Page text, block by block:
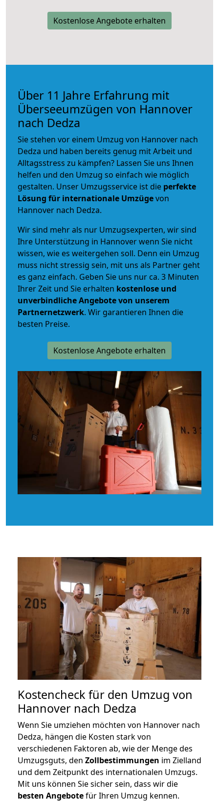
Kostenlose Angebote erhalten
Über 11 Jahre Erfahrung mit
Überseeumzügen von Hannover
nach Dedza
Sie stehen vor einem Umzug von Hannover nach
Dedza und haben bereits genug mit Arbeit und
Alltagsstress zu kämpfen? Lassen Sie uns Ihnen
helfen und den Umzug so einfach wie möglich
gestalten. Unser Umzugsservice ist die perfekte
Lösung für internationale Umzügevon
Hannover nach Dedza.
Wir sind mehr als nur Umzugsexperten, wir sind
Ihre Unterstützung in Hannover wenn Sie nicht
wissen, wie es weitergehen soll. Denn ein Umzug
muss nicht stressig sein, mit uns als Partner geht
es ganz einfach. Geben Sie uns nur ca. 3 Minuten
Ihrer Zeit und Sie erhalten kostenlose und
unverbindlicheAngebote von unserem
Partnernetzwerk. Wir garantieren Ihnen die
besten Preise.
Kostenlose Angebote erhalten
Kostencheck für den Umzug von
Hannover nach Dedza
Wenn Sie umziehen möchten von Hannover nach
Dedza, hängen die Kosten stark von
verschiedenen Faktoren ab, wie der Menge des
Umzugsguts, den Zollbestimmungen im Zielland
und dem Zeitpunkt des internationalen Umzugs.
Mit uns können Sie sicher sein, dass wir die
besten Angebotefür Ihren Umzug kennen.